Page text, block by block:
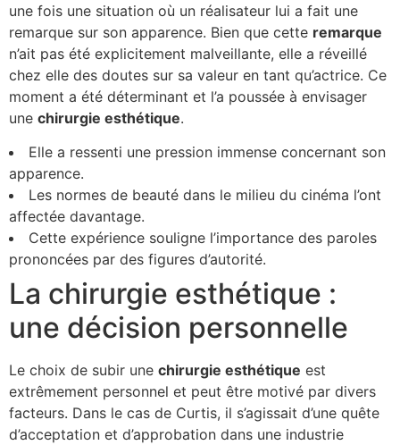
une fois une situation où un réalisateur lui a fait une
remarque sur son apparence. Bien que cette remarque
n’ait pas été explicitement malveillante, elle a réveillé
chez elle des doutes sur sa valeur en tant qu’actrice. Ce
moment a été déterminant et l’a poussée à envisager
une chirurgie esthétique.
Elle a ressenti une pression immense concernant son
apparence.
Les normes de beauté dans le milieu du cinéma l’ont
affectée davantage.
Cette expérience souligne l’importance des paroles
prononcées par des figures d’autorité.
La chirurgie esthétique :
une décision personnelle
Le choix de subir une chirurgie esthétique est
extrêmement personnel et peut être motivé par divers
facteurs. Dans le cas de Curtis, il s’agissait d’une quête
d’acceptation et d’approbation dans une industrie